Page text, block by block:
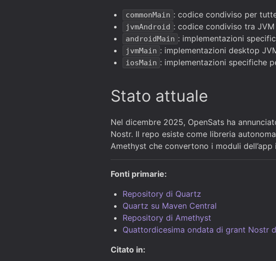
commonMain : codice condiviso per
jvmAndroid : codice condiviso tra
androidMain : implementazioni
jvmMain : implementazioni desktop
iosMain : implementazioni specifiche
Stato attuale
Nel dicembre 2025, OpenSats ha
Nostr. Il repo esiste come libreria
Amethyst che convertono i moduli
Fonti primarie:
Repository di Quartz
Quartz su Maven Central
Repository di Amethyst
Quattordicesima ondata di grant Nostr
Citato in: